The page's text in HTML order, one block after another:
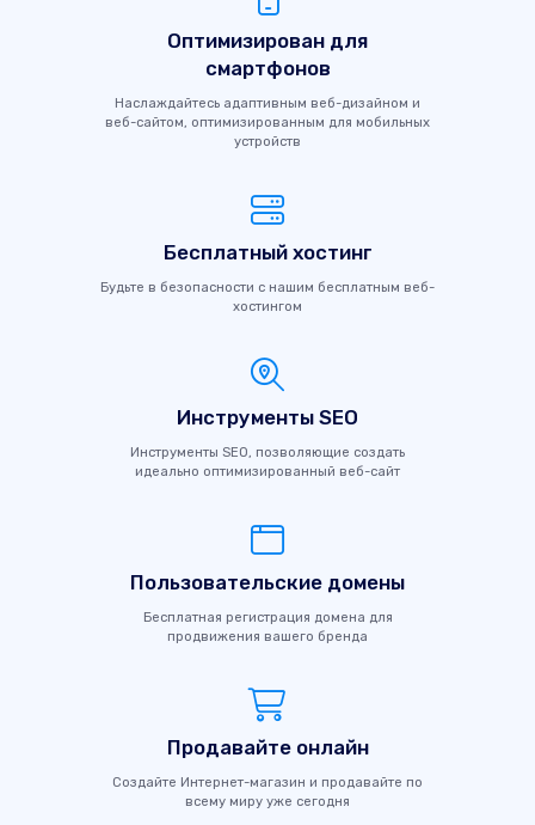
Оптимизирован для
смартфонов
Наслаждайтесь адаптивным веб-дизайном и
веб-сайтом, оптимизированным для мобильных
устройств
Бесплатный хостинг
Будьте в безопасности с нашим бесплатным веб-
хостингом
Инструменты SEO
Инструменты SEO, позволяющие создать
идеально оптимизированный веб-сайт
Пользовательские домены
Бесплатная регистрация домена для
продвижения вашего бренда
Продавайте онлайн
Создайте Интернет-магазин и продавайте по
всему миру уже сегодня